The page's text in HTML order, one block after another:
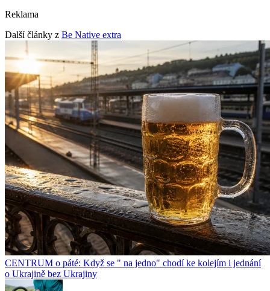
Reklama
Další články z Be Native extra
CENTRUM o páté: Když se " na jedno" chodí ke kolejím i jednání
o Ukrajině bez Ukrajiny